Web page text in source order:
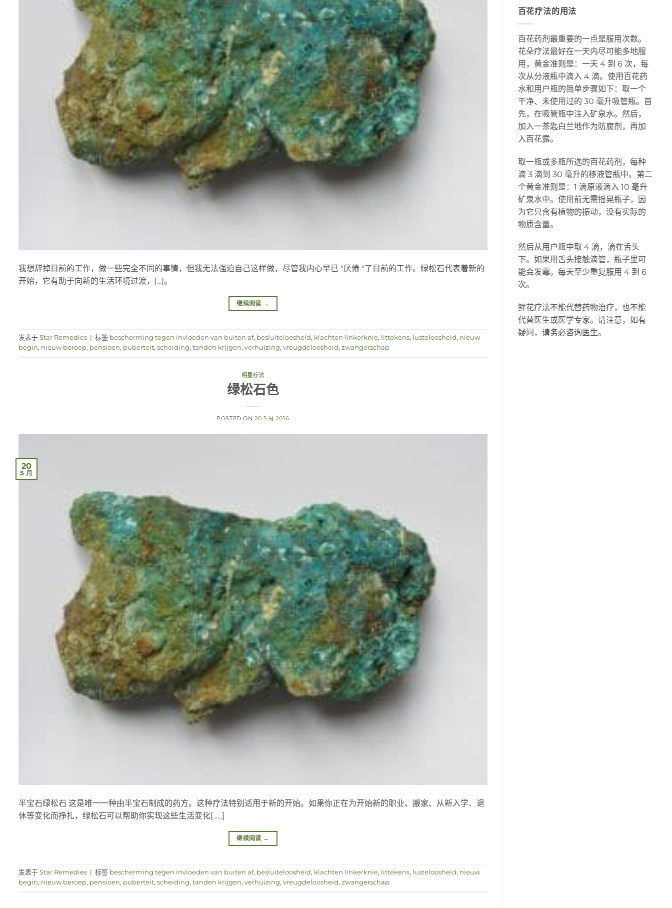
我想辞掉目前的工作，做一些完全不同的事情，但我无法强迫自己这样做，尽管我内心早已 "厌倦 "了目前的工作。绿松石代表着新的
开始，它有助于向新的生活环境过渡，[...]。
继续阅读 →
发表于 Star Remedies | 标签 bescherming tegen invloeden van buiten af, besluiteloosheid, klachten linkerknie, littekens, lusteloosheid, nieuw
begin, nieuw beroep, pensioen, puberteit, scheiding, tanden krijgen, verhuizing, vreugdeloosheid, zwangerschap
明星疗法
绿松石色
POSTED ON 20 5 月 2016
20
5 月
半宝石绿松石 这是唯一一种由半宝石制成的药方。这种疗法特别适用于新的开始。如果你正在为开始新的职业、搬家、从新入学、退
休等变化而挣扎，绿松石可以帮助你实现这些生活变化[......]
继续阅读 →
发表于 Star Remedies | 标签 bescherming tegen invloeden van buiten af, besluiteloosheid, klachten linkerknie, littekens, lusteloosheid, nieuw
begin, nieuw beroep, pensioen, puberteit, scheiding, tanden krijgen, verhuizing, vreugdeloosheid, zwangerschap
百花疗法的用法
百花药剂最重要的一点是服用次数。
花朵疗法最好在一天内尽可能多地服
用，黄金准则是：一天 4 到 6 次，每
次从分液瓶中滴入 4 滴。使用百花药
水和用户瓶的简单步骤如下：取一个
干净、未使用过的 30 毫升吸管瓶。首
先，在吸管瓶中注入矿泉水。然后，
加入一茶匙白兰地作为防腐剂，再加
入百花露。
取一瓶或多瓶所选的百花药剂，每种
滴 3 滴到 30 毫升的移液管瓶中。第二
个黄金准则是：1 滴原液滴入 10 毫升
矿泉水中。使用前无需摇晃瓶子，因
为它只含有植物的振动，没有实际的
物质含量。
然后从用户瓶中取 4 滴，滴在舌头
下。如果用舌头接触滴管，瓶子里可
能会发霉。每天至少重复服用 4 到 6
次。
鲜花疗法不能代替药物治疗，也不能
代替医生或医学专家。请注意，如有
疑问，请务必咨询医生。